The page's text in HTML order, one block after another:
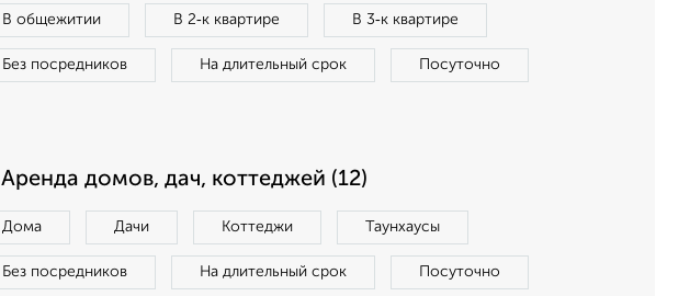
В общежитии В 2‑к квартире В 3‑к квартире
Без посредников На длительный срок Посуточно
Аренда домов, дач, коттеджей (12)
Дома Дачи Коттеджи Таунхаусы
Без посредников На длительный срок Посуточно